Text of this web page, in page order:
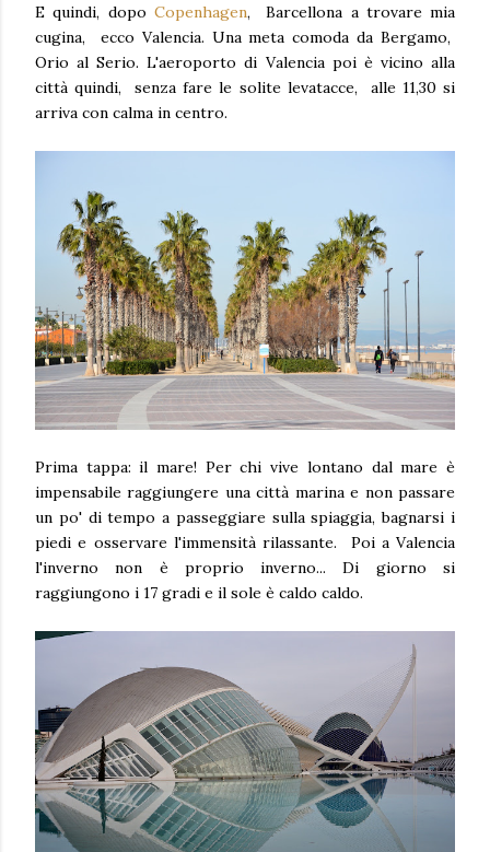
E quindi, dopo Copenhagen, Barcellona a trovare mia
cugina, ecco Valencia. Una meta comoda da Bergamo,
Orio al Serio. L'aeroporto di Valencia poi è vicino alla
città quindi, senza fare le solite levatacce, alle 11,30 si
arriva con calma in centro.
Prima tappa: il mare! Per chi vive lontano dal mare è
impensabile raggiungere una città marina e non passare
un po' di tempo a passeggiare sulla spiaggia, bagnarsi i
piedi e osservare l'immensità rilassante. Poi a Valencia
l'inverno non è proprio inverno... Di giorno si
raggiungono i 17 gradi e il sole è caldo caldo.